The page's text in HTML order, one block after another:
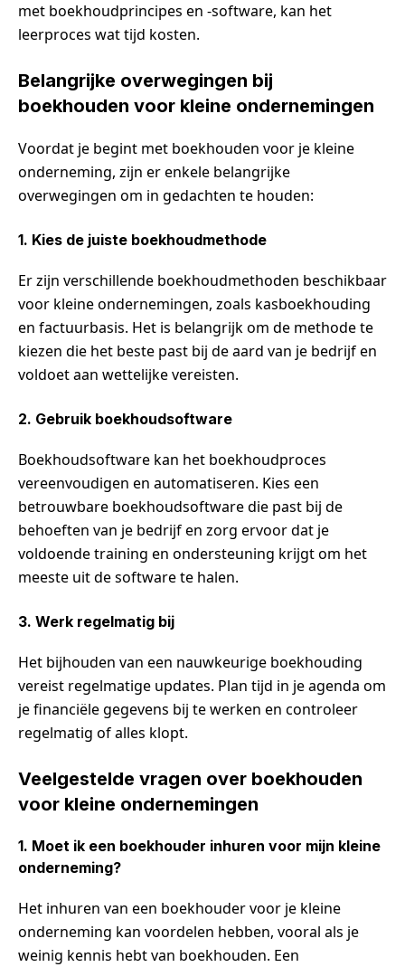
met boekhoudprincipes en -software, kan het
leerproces wat tijd kosten.
Belangrijke overwegingen bij
boekhouden voor kleine ondernemingen
Voordat je begint met boekhouden voor je kleine
onderneming, zijn er enkele belangrijke
overwegingen om in gedachten te houden:
1. Kies de juiste boekhoudmethode
Er zijn verschillende boekhoudmethoden beschikbaar
voor kleine ondernemingen, zoals kasboekhouding
en factuurbasis. Het is belangrijk om de methode te
kiezen die het beste past bij de aard van je bedrijf en
voldoet aan wettelijke vereisten.
2. Gebruik boekhoudsoftware
Boekhoudsoftware kan het boekhoudproces
vereenvoudigen en automatiseren. Kies een
betrouwbare boekhoudsoftware die past bij de
behoeften van je bedrijf en zorg ervoor dat je
voldoende training en ondersteuning krijgt om het
meeste uit de software te halen.
3. Werk regelmatig bij
Het bijhouden van een nauwkeurige boekhouding
vereist regelmatige updates. Plan tijd in je agenda om
je financiële gegevens bij te werken en controleer
regelmatig of alles klopt.
Veelgestelde vragen over boekhouden
voor kleine ondernemingen
1. Moet ik een boekhouder inhuren voor mijn kleine
onderneming?
Het inhuren van een boekhouder voor je kleine
onderneming kan voordelen hebben, vooral als je
weinig kennis hebt van boekhouden. Een